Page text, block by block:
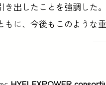
き出したことを強調した
もに、今後もこのような